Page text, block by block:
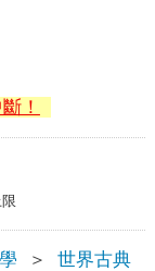
！
＞ 世界古典